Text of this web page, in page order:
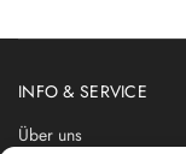
INFO & SERVICE
Über uns